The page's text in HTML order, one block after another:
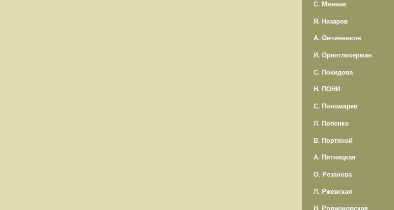
С. Мянник
Я. Назаров
А. Овчинников
И. Орентлихерман
С. Покидова
Н. ПОНИ
С. Пономарев
Л. Попенко
В. Портяной
А. Пятницкая
О. Резанова
Л. Ржевская
Н. Родионовская